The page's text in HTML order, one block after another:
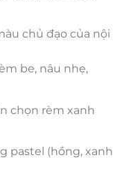
chủ đạo của nội
be, nâu nhẹ,
chọn rèm xanh
pastel (hồng, xanh